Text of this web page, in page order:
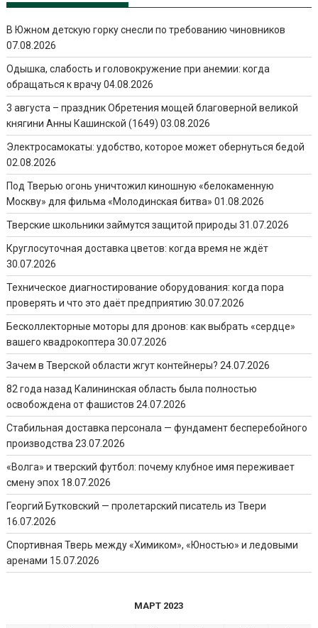
В Южном детскую горку снесли по требованию чиновников
07.08.2026
Одышка, слабость и головокружение при анемии: когда
обращаться к врачу 04.08.2026
3 августа – праздник Обретения мощей благоверной великой
княгини Анны Кашинской (1649) 03.08.2026
Электросамокаты: удобство, которое может обернуться бедой
02.08.2026
Под Тверью огонь уничтожил киношную «белокаменную
Москву» для фильма «Молодинская битва» 01.08.2026
Тверские школьники займутся защитой природы 31.07.2026
Круглосуточная доставка цветов: когда время не ждёт
30.07.2026
Техническое диагностирование оборудования: когда пора
проверять и что это даёт предприятию 30.07.2026
Бесколлекторные моторы для дронов: как выбрать «сердце»
вашего квадрокоптера 30.07.2026
Зачем в Тверской области жгут контейнеры? 24.07.2026
82 года назад Калининская область была полностью
освобождена от фашистов 24.07.2026
Стабильная доставка персонала — фундамент бесперебойного
производства 23.07.2026
«Волга» и тверский футбол: почему клубное имя переживает
смену эпох 18.07.2026
Георгий Бутковский — пролетарский писатель из Твери
16.07.2026
Спортивная Тверь между «Химиком», «Юностью» и ледовыми
аренами 15.07.2026
МАРТ 2023